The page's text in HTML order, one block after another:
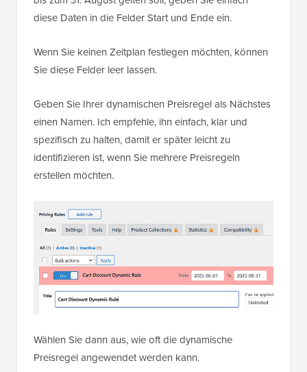
diese Daten in die Felder Start und Ende ein.
Wenn Sie keinen Zeitplan festlegen möchten, können
Sie diese Felder leer lassen.
Geben Sie Ihrer dynamischen Preisregel als Nächstes
einen Namen. Ich empfehle, ihn einfach, klar und
spezifisch zu halten, damit er später leicht zu
identifizieren ist, wenn Sie mehrere Preisregeln
erstellen möchten.
Wählen Sie dann aus, wie oft die dynamische
Preisregel angewendet werden kann.